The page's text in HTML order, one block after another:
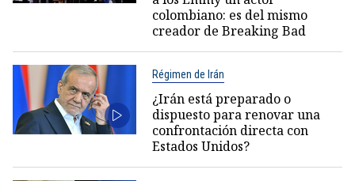
colombiano: es del mismo
creador de Breaking Bad
Régimen de Irán
¿Irán está preparado o
dispuesto para renovar una
confrontación directa con
Estados Unidos?